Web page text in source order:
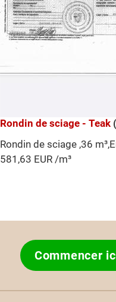
Rondin de sciage - Teak
Rondin de sciage ,36
581,63 EUR /m³
Commencer